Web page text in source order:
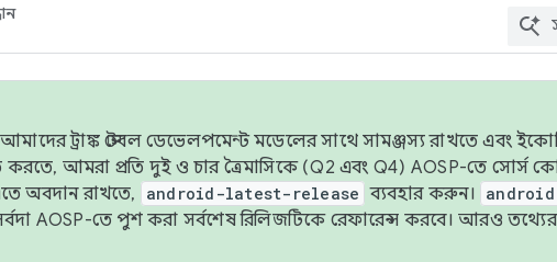
ট্রাঙ্ক স্টেবল ডেভেলপমেন্ট মডেলের সাথে সামঞ্জস্য রাখতে এবং
করতে, আমরা প্রতি দুই ও চার ত্রৈমাসিকে (Q2 এবং Q4) AOSP-তে সোর্স
অবদান রাখতে,
android-latest-release ব্যবহার করুন।
সর্বদা AOSP-তে পুশ করা সর্বশেষ রিলিজটিকে রেফারেন্স করবে। আরও